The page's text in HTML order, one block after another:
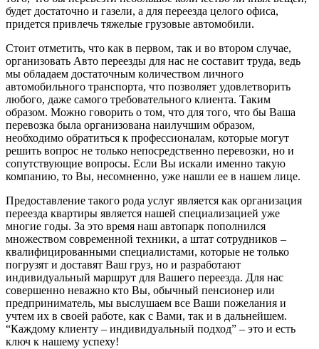
будет достаточно и газели, а для переезда целого офиса,
придется привлечь тяжелые грузовые автомобили.
Стоит отметить, что как в первом, так и во втором случае,
организовать Авто переезды для нас не составит труда, ведь
мы обладаем достаточным количеством личного
автомобильного транспорта, что позволяет удовлетворить
любого, даже самого требовательного клиента. Таким
образом. Можно говорить о том, что для того, что бы Ваша
перевозка была организована наилучшим образом,
необходимо обратиться к профессионалам, которые могут
решить вопрос не только непосредственно перевозки, но и
сопутствующие вопросы. Если Вы искали именно такую
компанию, то Вы, несомненно, уже нашли ее в нашем лице.
Предоставление такого рода услуг является как организация
переезда квартиры является нашей специализацией уже
многие годы. За это время наш автопарк пополнился
множеством современной техники, а штат сотрудников –
квалифицированными специалистами, которые не только
погрузят и доставят Ваш груз, но и разработают
индивидуальный маршрут для Вашего переезда. Для нас
совершенно неважно кто Вы, обычный пенсионер или
предприниматель, мы выслушаем все Ваши пожелания и
учтем их в своей работе, как с Вами, так и в дальнейшем.
“Каждому клиенту – индивидуальный подход” – это и есть
ключ к нашему успеху!